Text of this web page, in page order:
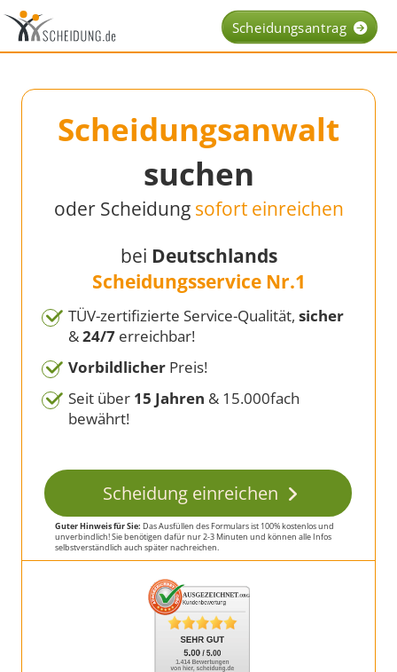
Scheidungsantrag
Scheidungsanwalt
suchen
oder Scheidung sofort einreichen
bei Deutschlands
Scheidungsservice Nr.1
TÜV-zertifizierte Service-Qualität, sicher
&24/7 erreichbar!
Vorbildlicher Preis!
Seit über 15 Jahren & 15.000fach
bewährt!
Scheidung einreichen
Guter Hinweis für Sie: Das Ausfüllen des Formulars ist 100% kostenlos und
unverbindlich! Sie benötigen dafür nur 2-3 Minuten und können alle Infos
selbstverständlich auch später nachreichen.